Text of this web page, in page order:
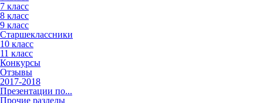
7 класс
8 класс
9 класс
Старшеклассники
10 класс
11 класс
Конкурсы
Отзывы
2017-2018
Презентации по...
Прочие разделы